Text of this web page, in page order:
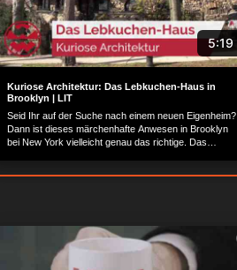
5:19
Kuriose Architektur: Das Lebkuchen-Haus in
Brooklyn | LIT
Seid Ihr auf der Suche nach einem neuen Eigenheim?
Dann ist dieses märchenhafte Anwesen in Brooklyn
bei New York vielleicht genau das richtige. Das